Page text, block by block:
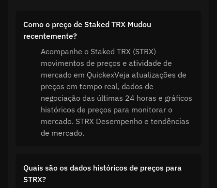
Como o preço de Staked TRX Mudou
recentemente?
Acompanhe o Staked TRX (STRX)
movimentos de preços e atividade de
mercado em QuickexVeja atualizações de
preços em tempo real, dados de
negociação das últimas 24 horas e gráficos
históricos de preços para monitorar o
mercado. STRX Desempenho e tendências
de mercado.
Quais são os dados históricos de preços para
STRX?